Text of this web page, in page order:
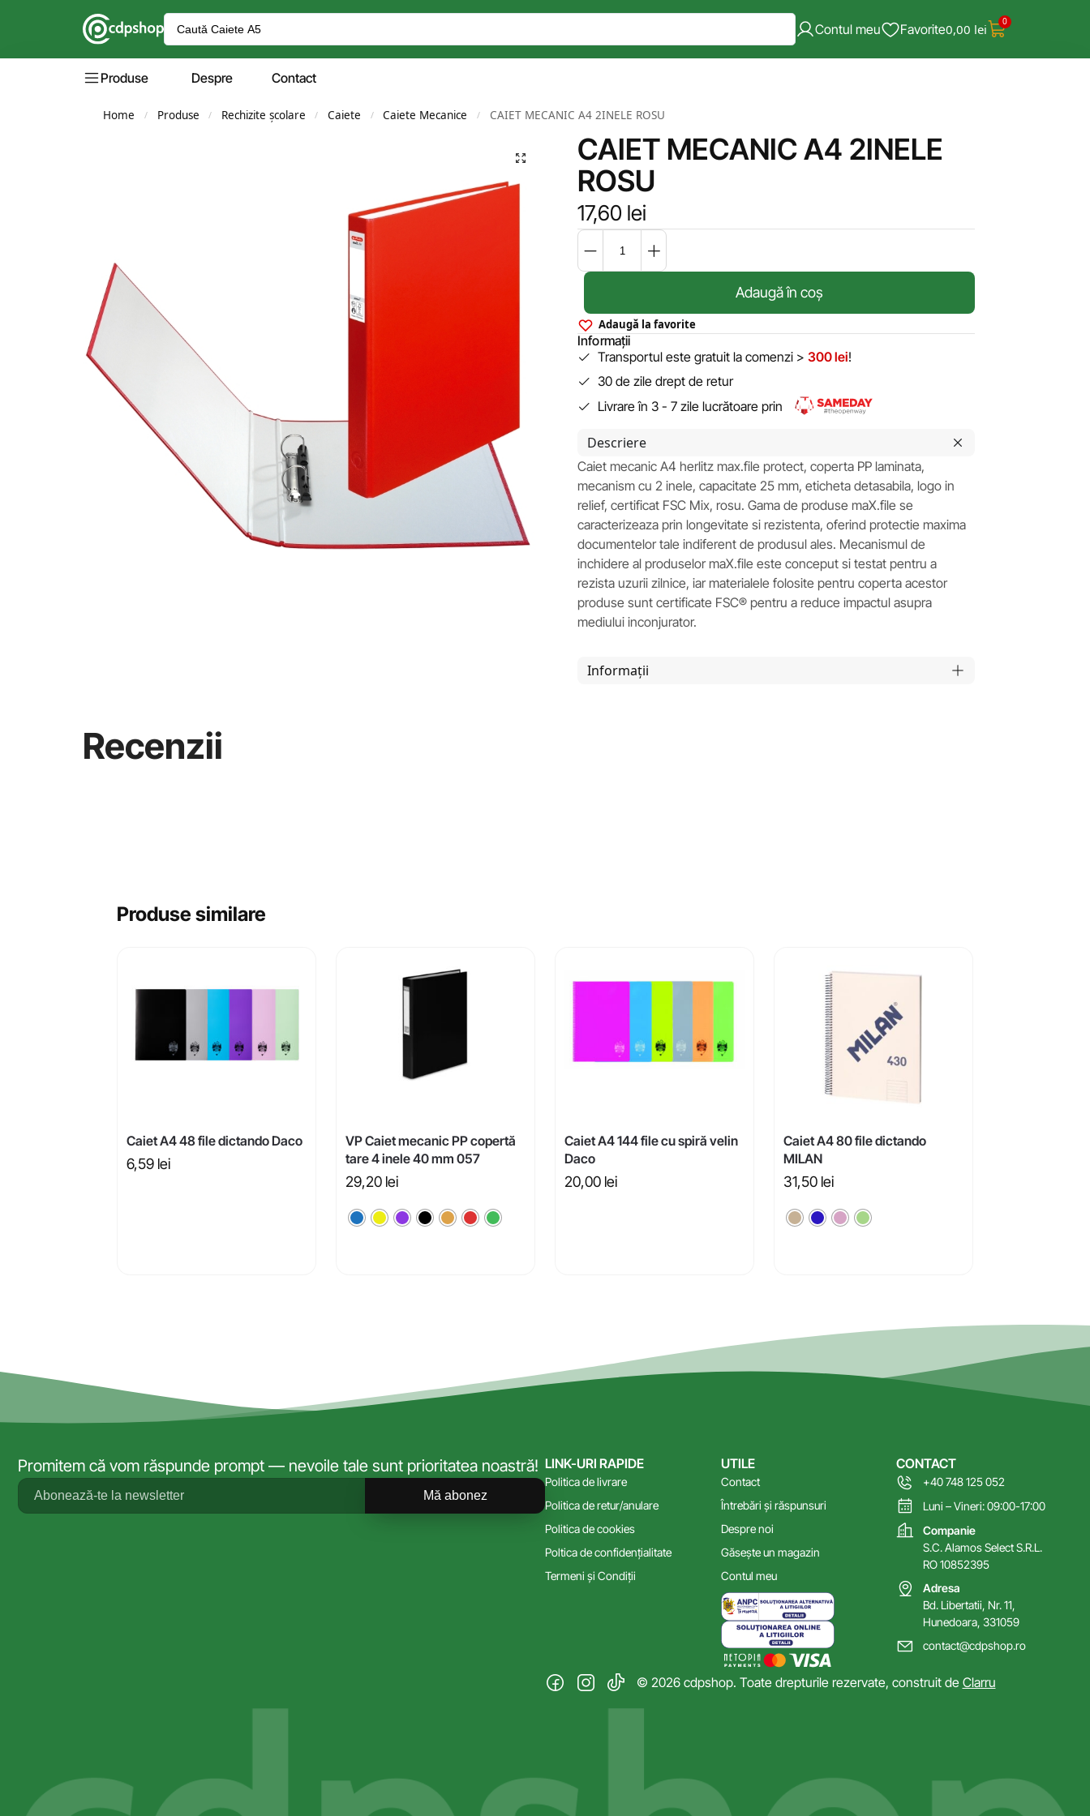
Contul meu Favorite0,00 lei 0
Produse Despre Contact
Home / Produse / Rechizite școlare / Caiete / Caiete Mecanice / CAIET MECANIC A4 2INELE ROSU
CAIET MECANIC A4 2INELE
ROSU
17,60 lei
Adaugă în coș
Adaugă la favorite
Informații
Transportul este gratuit la comenzi > 300 lei!
30 de zile drept de retur
Livrare în 3 - 7 zile lucrătoare prin
Descriere
Caiet mecanic A4 herlitz max.file protect, coperta PP laminata,
mecanism cu 2 inele, capacitate 25 mm, eticheta detasabila, logo in
relief, certificat FSC Mix, rosu. Gama de produse maX.file se
caracterizeaza prin longevitate si rezistenta, oferind protectie maxima
documentelor tale indiferent de produsul ales. Mecanismul de
inchidere al produselor maX.file este conceput si testat pentru a
rezista uzurii zilnice, iar materialele folosite pentru coperta acestor
produse sunt certificate FSC® pentru a reduce impactul asupra
mediului inconjurator.
Informații
Recenzii
Produse similare
Caiet A4 48 file dictando Daco
6,59 lei
VP Caiet mecanic PP copertă
tare 4 inele 40 mm 057
29,20 lei
Caiet A4 144 file cu spiră velin
Daco
20,00 lei
Caiet A4 80 file dictando
MILAN
31,50 lei
Promitem că vom răspunde prompt — nevoile tale sunt prioritatea noastră!
Mă abonez
LINK-URI RAPIDE
Politica de livrare
Politica de retur/anulare
Politica de cookies
Poltica de confidențialitate
Termeni și Condiții
UTILE
Contact
Întrebări și răspunsuri
Despre noi
Găsește un magazin
Contul meu
CONTACT
+40 748 125 052
Luni – Vineri: 09:00-17:00
Companie
S.C. Alamos Select S.R.L.
RO 10852395
Adresa
Bd. Libertatii, Nr. 11,
Hunedoara, 331059
contact@cdpshop.ro
© 2026 cdpshop. Toate drepturile rezervate, construit de Clarru